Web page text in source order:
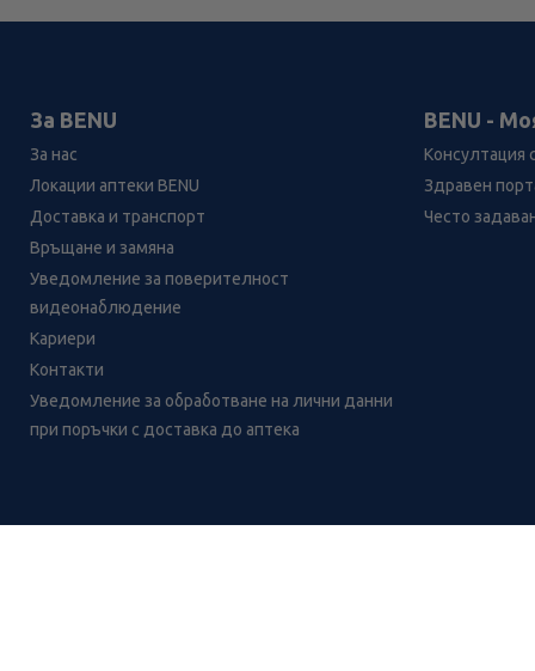
За BENU
За нас
Локации аптеки BENU
Доставка и транспорт
Връщане и замяна
Уведомление за поверителност
видеонаблюдение
Кариери
Контакти
Уведомление за обработване на лични данни
при поръчки с доставка до аптека
BENU -
Консултация
Здравен
Често
Лесно ли се ориентираш в